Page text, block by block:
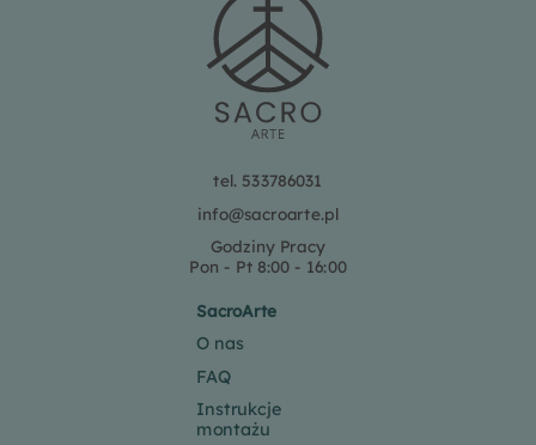
tel. 533786031
info@sacroarte.pl
Godziny Pracy
Pon - Pt 8:00 - 16:00
SacroArte
O nas
FAQ
Instrukcje
montażu